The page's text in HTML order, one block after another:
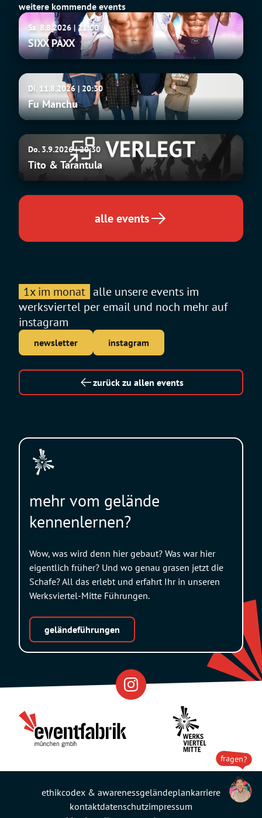
weitere kommende events
SIXX
PAXXSa. 8.8.2026 | 21:00
SIXX PAXX
Fu
Manchu
Di. 11.8.2026 | 20:30
Fu Manchu
Tito
Tarantula
Do. 3.9.2026 | 20:30
Tito & Tarantula
alle events
1x im monat alle unsere events im
werksviertel per email und noch mehr auf
instagram
newsletter instagram
zurück zu allen events
fragen?
Partner
mehr vom gelände
kennenlernen?
Wow, was wird denn hier gebaut? Was war hier
eigentlich früher? Und wo genau grasen jetzt die
Schafe? All das erlebt und erfahrt Ihr in unseren
Werksviertel-Mitte Führungen.
geländeführungen
ethikcodex & awarenessgeländeplankarriere
kontaktdatenschutzimpressum